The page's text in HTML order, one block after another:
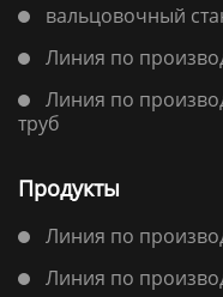
вальцовочный
Линия по
Линия по
труб
Продукты
Линия по
Линия по